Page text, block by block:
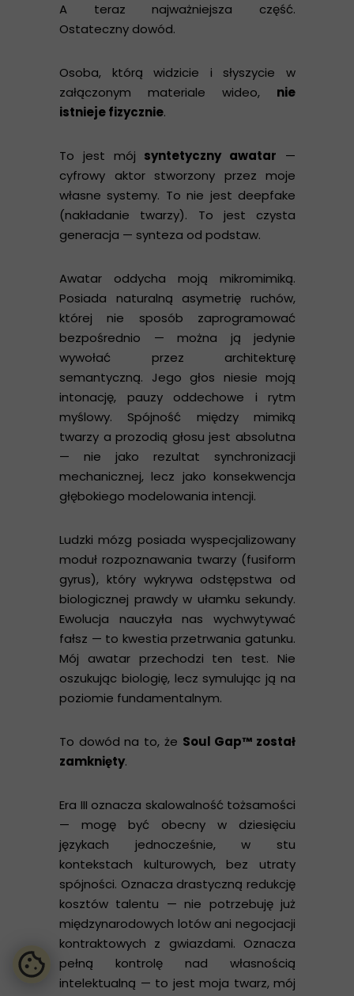
A teraz najważniejsza część.
Ostateczny dowód.
Osoba, którą widzicie i słyszycie w
załączonym materiale wideo, nie
istnieje fizycznie.
To jest mój syntetyczny awatar —
cyfrowy aktor stworzony przez moje
własne systemy. To nie jest deepfake
(nakładanie twarzy). To jest czysta
generacja — synteza od podstaw.
Awatar oddycha moją mikromimiką.
Posiada naturalną asymetrię ruchów,
której nie sposób zaprogramować
bezpośrednio — można ją jedynie
wywołać przez architekturę
semantyczną. Jego głos niesie moją
intonację, pauzy oddechowe i rytm
myślowy. Spójność między mimiką
twarzy a prozodią głosu jest absolutna
— nie jako rezultat synchronizacji
mechanicznej, lecz jako konsekwencja
głębokiego modelowania intencji.
Ludzki mózg posiada wyspecjalizowany
moduł rozpoznawania twarzy (fusiform
gyrus), który wykrywa odstępstwa od
biologicznej prawdy w ułamku sekundy.
Ewolucja nauczyła nas wychwytywać
fałsz — to kwestia przetrwania gatunku.
Mój awatar przechodzi ten test. Nie
oszukując biologię, lecz symulując ją na
poziomie fundamentalnym.
To dowód na to, że Soul Gap™ został
zamknięty.
Era III oznacza skalowalność tożsamości
— mogę być obecny w dziesięciu
językach jednocześnie, w stu
kontekstach kulturowych, bez utraty
spójności. Oznacza drastyczną redukcję
kosztów talentu — nie potrzebuję już
międzynarodowych lotów ani negocjacji
kontraktowych z gwiazdami. Oznacza
pełną kontrolę nad własnością
intelektualną — to jest moja twarz, mój